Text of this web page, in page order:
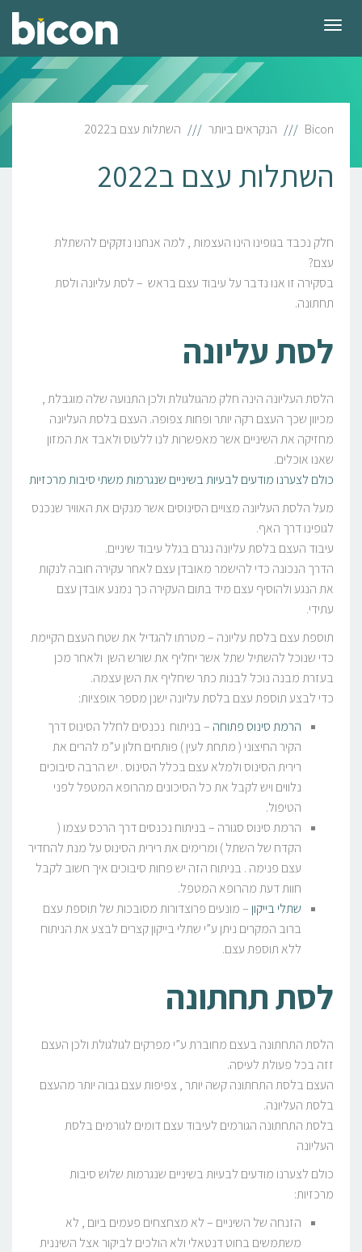
תפריט
Bicon הנקראים ביותר השתלות עצם ב2022
השתלות עצם ב2022
חלק נכבד בגופינו הינו העצמות , למה אנחנו נזקקים להשתלת
עצם?
בסקירה זו אנו נדבר על עיבוד עצם בראש – לסת עליונה ולסת
תחתונה.
לסת עליונה
הלסת העליונה הינה חלק מהגולגולת ולכן התנועה שלה מוגבלת ,
מכיוון שכך העצם רקה יותר ופחות צפופה. העצם בלסת העליונה
מחזיקה את השיניים אשר מאפשרות לנו ללעוס ולאבד את המזון
שאנו אוכלים.
כולם לצערנו מודעים לבעיות בשיניים שנגרמות משתי סיבות מרכזיות
מעל הלסת העליונה מצויים הסינוסים אשר מנקים את האוויר שנכנס
לגופינו דרך האף.
עיבוד העצם בלסת עליונה נגרם בגלל עיבוד שיניים.
הדרך הנכונה כדי להישמר מאובדן עצם לאחר עקירה חובה לנקות
את הנגע ולהוסיף עצם מיד בתום העקירה כך נמנע אובדן עצם
עתידי.
תוספת עצם בלסת עליונה – מטרתו להגדיל את שטח העצם הקיימת
כדי שנוכל להשתיל שתל אשר יחליף את שורש השן ולאחר מכן
בעזרת מבנה נוכל לבנות כתר שיחליף את השן עצמה.
כדי לבצע תוספת עצם בלסת עליונה ישנן מספר אופציות:
הרמת סינוס פתוחה – בניתוח נכנסים לחלל הסינוס דרך
הקיר החיצוני ( מתחת לעין ) פותחים חלון ע”מ להרים את
רירית הסינוס ולמלא עצם בכלל הסינוס . יש הרבה סיבוכים
נלווים ויש לקבל את כל הסיכונים מהרופא המטפל לפני
הטיפול.
הרמת סינוס סגורה – בניתוח נכנסים דרך הרכס עצמו (
הקדח של השתל ) ומרימים את רירית הסינוס על מנת להחדיר
עצם פנימה . בניתוח הזה יש פחות סיבוכים איך חשוב לקבל
חוות דעת מהרופא המטפל.
שתלי בייקון – מונעים פרוצדורות מסובכות של תוספת עצם
ברוב המקרים ניתן ע”י שתלי בייקון קצרים לבצע את הניתוח
ללא תוספת עצם.
לסת תחתונה
הלסת התחתונה בעצם מחוברת ע”י מפרקים לגולגולת ולכן העצם
זזה בכל פעולת לעיסה.
העצם בלסת התחתונה קשה יותר , צפיפות עצם גבוה יותר מהעצם
בלסת העליונה.
בלסת התחתונה הגורמים לעיבוד עצם דומים לגורמים בלסת
העליונה
כולם לצערנו מודעים לבעיות בשיניים שנגרמות שלוש סיבות
מרכזיות:
הזנחה של השיניים – לא מצחצחים פעמים ביום , לא
משתמשים בחוט דנטאלי ולא הולכים לביקור אצל השיננית